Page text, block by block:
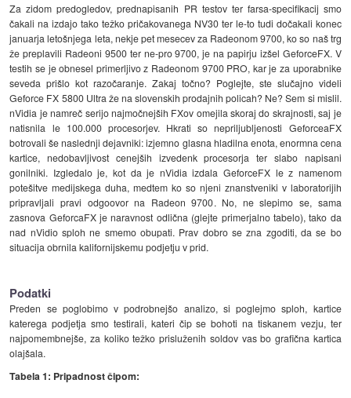
Za zidom predogledov, prednapisanih PR testov ter farsa-specifikacij smo
čakali na izdajo tako težko pričakovanega NV30 ter le-to tudi dočakali konec
januarja letošnjega leta, nekje pet mesecev za Radeonom 9700, ko so naš trg
že preplavili Radeoni 9500 ter ne-pro 9700, je na papirju izšel GeforceFX. V
testih se je obnesel primerljivo z Radeonom 9700 PRO, kar je za uporabnike
seveda prišlo kot razočaranje. Zakaj točno? Poglejte, ste slučajno videli
Geforce FX 5800 Ultra že na slovenskih prodajnih policah? Ne? Sem si mislil.
nVidia je namreč serijo najmočnejših FXov omejila skoraj do skrajnosti, saj je
natisnila le 100.000 procesorjev. Hkrati so nepriljubljenosti GeforceaFX
botrovali še naslednji dejavniki: izjemno glasna hladilna enota, enormna cena
kartice, nedobavljivost cenejših izvedenk procesorja ter slabo napisani
gonilniki. Izgledalo je, kot da je nVidia izdala GeforceFX le z namenom
potešitve medijskega duha, medtem ko so njeni znanstveniki v laboratorijih
pripravljali pravi odgoovor na Radeon 9700. No, ne slepimo se, sama
zasnova GeforcaFX je naravnost odlična (glejte primerjalno tabelo), tako da
nad nVidio sploh ne smemo obupati. Prav dobro se zna zgoditi, da se bo
situacija obrnila kalifornijskemu podjetju v prid.
Podatki
Preden se poglobimo v podrobnejšo analizo, si poglejmo sploh, kartice
katerega podjetja smo testirali, kateri čip se bohoti na tiskanem vezju, ter
najpomembnejše, za koliko težko prisluženih soldov vas bo grafična kartica
olajšala.
Tabela 1: Pripadnost čipom: